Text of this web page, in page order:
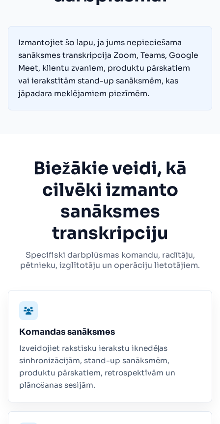
Izmantojiet šo lapu, ja jums nepieciešama
sanāksmes transkripcija Zoom, Teams, Google
Meet, klientu zvaniem, produktu pārskatiem
vai ierakstītām stand-up sanāksmēm, kas
jāpadara meklējamiem piezīmēm.
Biežākie veidi, kā
cilvēki izmanto
sanāksmes
transkripciju
Specifiski darbplūsmas komandu, radītāju,
pētnieku, izglītotāju un operāciju lietotājiem.
Komandas sanāksmes
Izveidojiet rakstisku ierakstu iknedēļas
sinhronizācijām, stand-up sanāksmēm,
produktu pārskatiem, retrospektīvām un
plānošanas sesijām.